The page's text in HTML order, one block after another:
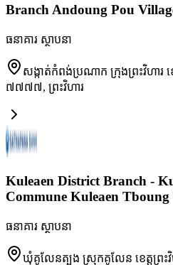
Branch Andoung Pou
ធនាគារ ស្ថាបនា
សង្កាត់កំពង់ប្រណាក ក្រុងព្រះវិហារ
៧៧៧៧ , ព្រះវិហារ
Kuleaen District Branch -
Commune Kuleaen Tboung
ធនាគារ ស្ថាបនា
ឃុំគូលែនត្បូង ស្រុកគូលែន ខេត្តព្រ